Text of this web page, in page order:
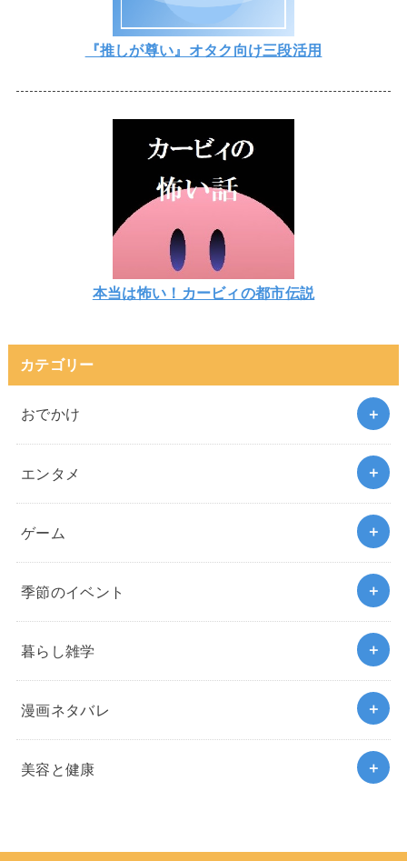
『推しが尊い』オタク向け三段活用
本当は怖い！カービィの都市伝説
カテゴリー
おでかけ
エンタメ
ゲーム
季節のイベント
暮らし雑学
漫画ネタバレ
美容と健康